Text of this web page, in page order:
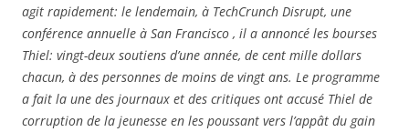
agit rapidement: le lendemain, à TechCrunch Disrupt, une
conférence annuelle à San Francisco , il a annoncé les bourses
Thiel: vingt-deux soutiens d’une année, de cent mille dollars
chacun, à des personnes de moins de vingt ans. Le programme
a fait la une des journaux et des critiques ont accusé Thiel de
corruption de la jeunesse en les poussant vers l’appât du gain